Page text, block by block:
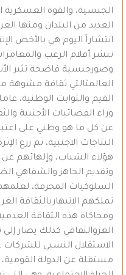
الجنسية، والقوة
العديد من البلدان ومنها
انتشاراً اليوم هي بالأخص
تنشر أفلام الرعب
وصورجنسية فاضحة تثير
العالمثالثي ثقافة
القيم والثوابت الوطنية،
وراء الفضائيات الأجنبية
عن كل ما هو وطني على
النتاجات الاجنبية، ثم زرع
هؤلاء الشباب، وإلهائهم عن
وتقديم الحاهز والشفاهي
السلوكيات المحرفة،
تملكهم الانبهاربالثقافة
ومحاكاة هذه الثقافة
الغزوالثقافي كذلك يصار
الاستقلال النسبي
مستقلة عن الدولة